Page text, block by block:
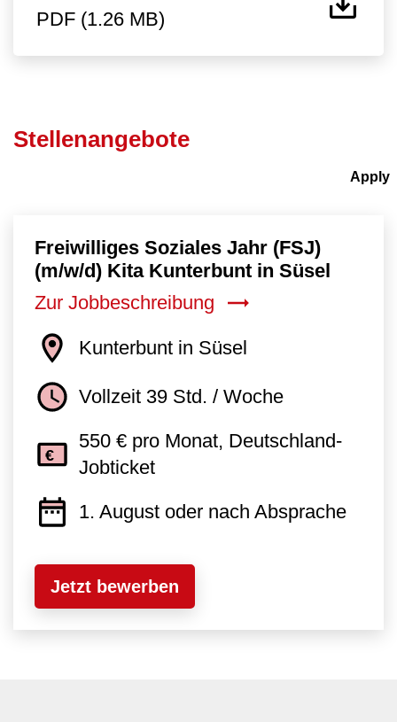
PDF (1.26 MB)
Stellenangebote
Freiwilliges Soziales Jahr (FSJ)
(m/w/d) Kita Kunterbunt in Süsel
Zur Jobbeschreibung
Kunterbunt in Süsel
Vollzeit 39 Std. / Woche
550 € pro Monat, Deutschland-
Jobticket
1. August oder nach Absprache
Jetzt bewerben